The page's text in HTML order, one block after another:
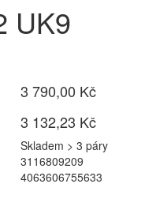
UK9
3 790,00 Kč
3 132,23 Kč
Skladem > 3 páry
3116809209
4063606755633